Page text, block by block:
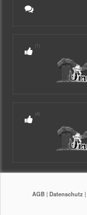
(1)
(4)
AGB | Datenschutz |